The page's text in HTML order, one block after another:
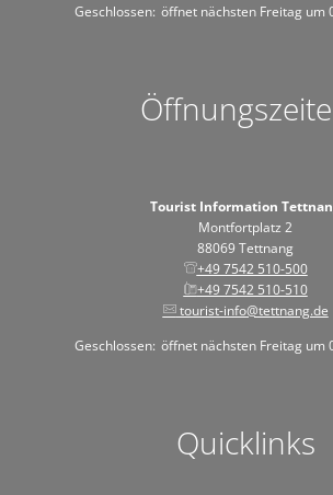
Klicken, um weitere Öffnungs- oder
Geschlossen: öffnet nächsten Freitag um
Tourist Information
Montfortplatz 2
88069 Tettnang
+49 7542 510-500
+49 7542 510-510
tourist-info@tettnang.de
Klicken, um weitere Öffnungs- oder
Geschlossen: öffnet nächsten Freitag um
Quicklinks